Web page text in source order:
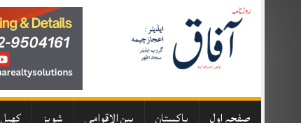
to
content
صفحہ اول پاکستان بین الاقوامی شوبز کھیل